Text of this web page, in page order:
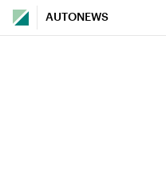
AUTONEWS